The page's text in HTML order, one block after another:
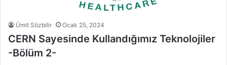
Ümit Sözbilir Ocak 25, 2024
CERN Sayesinde Kullandığımız Teknolojiler
-Bölüm 2-